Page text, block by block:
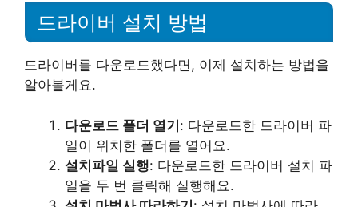
드라이버 설치 방법
드라이버를 다운로드했다면, 이제 설치하는 방법을
알아볼게요.
다운로드 폴더 열기: 다운로드한 드라이버 파
일이 위치한 폴더를 열어요.
설치파일 실행: 다운로드한 드라이버 설치 파
일을 두 번 클릭해 실행해요.